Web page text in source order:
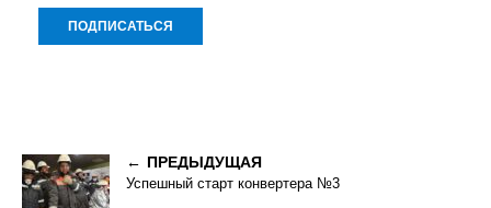
ПРЕДЫДУЩАЯ
Успешный старт конвертера №3